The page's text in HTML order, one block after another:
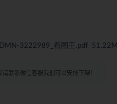
3222989_看图王.pdf 51.22M
联系微信客服我们可以安排下架！